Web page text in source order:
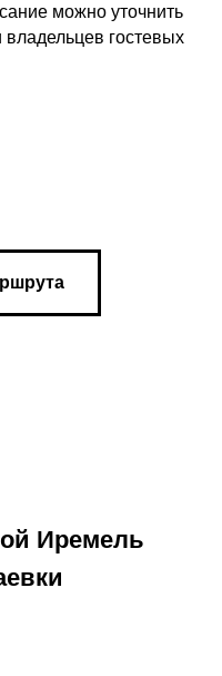
можно уточнить
гостевых
Иремель